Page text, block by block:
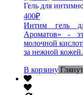
Гель для
400₽
Интим гель
Ароматов» -
молочной
за нежной
В корзину